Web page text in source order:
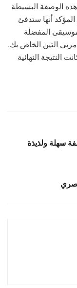
الوصفة البسيطة
أنها ستدفئ
المفضلة
التين الخاص بك.
النتيجة النهائية
سهلة ولذيذة